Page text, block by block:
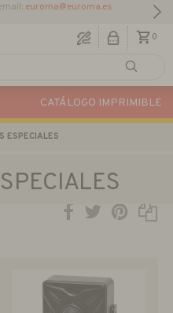
0
CATÁLOGO IMPRIMIBLE
ESPECIALES